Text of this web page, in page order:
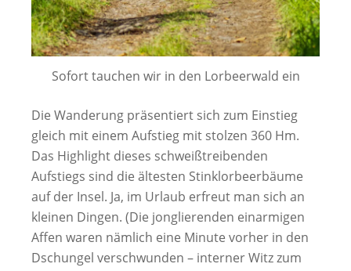
Sofort tauchen wir in den Lorbeerwald ein
Die Wanderung präsentiert sich zum Einstieg
gleich mit einem Aufstieg mit stolzen 360 Hm.
Das Highlight dieses schweißtreibenden
Aufstiegs sind die ältesten Stinklorbeerbäume
auf der Insel. Ja, im Urlaub erfreut man sich an
kleinen Dingen. (Die jonglierenden einarmigen
Affen waren nämlich eine Minute vorher in den
Dschungel verschwunden – interner Witz zum